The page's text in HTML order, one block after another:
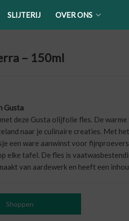
SLIJTERIJ OVER ONS
– 150ml
Gusta
deze Gusta olijfolie fles. De
naar je culinaire creaties. Met
een ware aanwinst voor
elke tafel. De fles is
van aardewerk en heeft een
Shoppen